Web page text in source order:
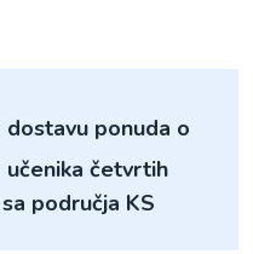
ponuda o
učenika četvrtih
područja KS